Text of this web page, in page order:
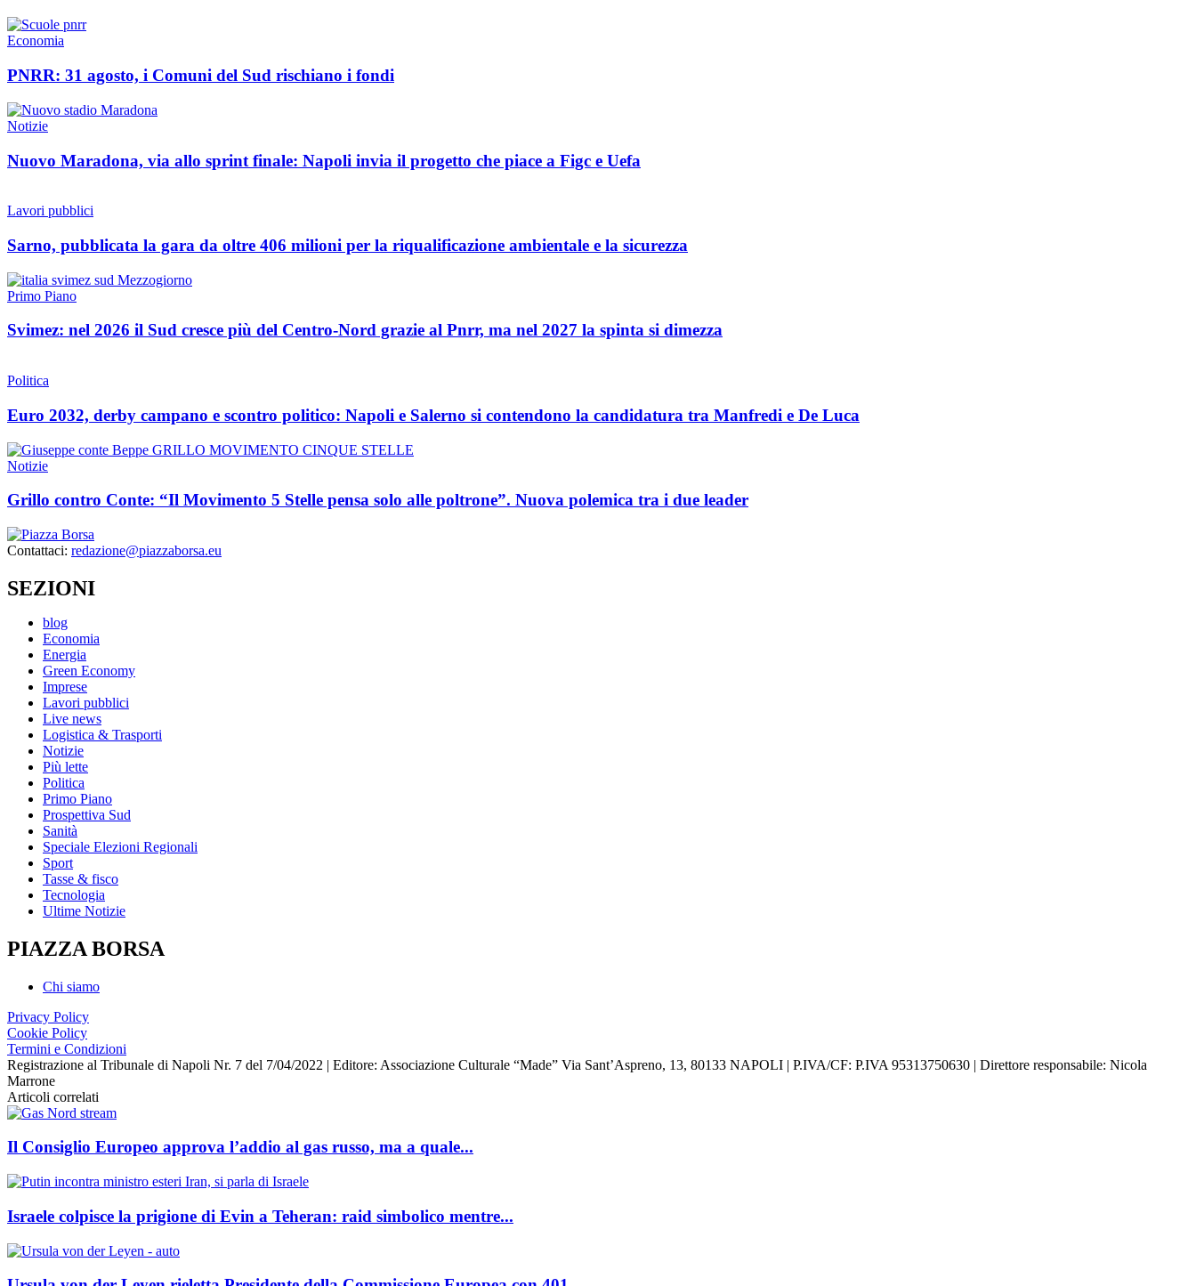
Economia
PNRR: 31 agosto, i Comuni del Sud rischiano i fondi
Notizie
Nuovo Maradona, via allo sprint finale: Napoli invia il progetto che piace a Figc e Uefa
Lavori pubblici
Sarno, pubblicata la gara da oltre 406 milioni per la riqualificazione ambientale e la sicurezza
Primo Piano
Svimez: nel 2026 il Sud cresce più del Centro-Nord grazie al Pnrr, ma nel 2027 la spinta si dimezza
Politica
Euro 2032, derby campano e scontro politico: Napoli e Salerno si contendono la candidatura tra Manfredi e De Luca
Notizie
Grillo contro Conte: “Il Movimento 5 Stelle pensa solo alle poltrone”. Nuova polemica tra i due leader
Contattaci: redazione@piazzaborsa.eu
SEZIONI
blog
Economia
Energia
Green Economy
Imprese
Lavori pubblici
Live news
Logistica & Trasporti
Notizie
Più lette
Politica
Primo Piano
Prospettiva Sud
Sanità
Speciale Elezioni Regionali
Sport
Tasse & fisco
Tecnologia
Ultime Notizie
PIAZZA BORSA
Chi siamo
Privacy Policy
Cookie Policy
Termini e Condizioni
Registrazione al Tribunale di Napoli Nr. 7 del 7/04/2022 | Editore: Associazione Culturale “Made” Via Sant’Aspreno, 13, 80133 NAPOLI | P.IVA/CF: P.IVA 95313750630 | Direttore responsabile: Nicola
Marrone
Articoli correlati
Il Consiglio Europeo approva l’addio al gas russo, ma a quale...
Israele colpisce la prigione di Evin a Teheran: raid simbolico mentre...